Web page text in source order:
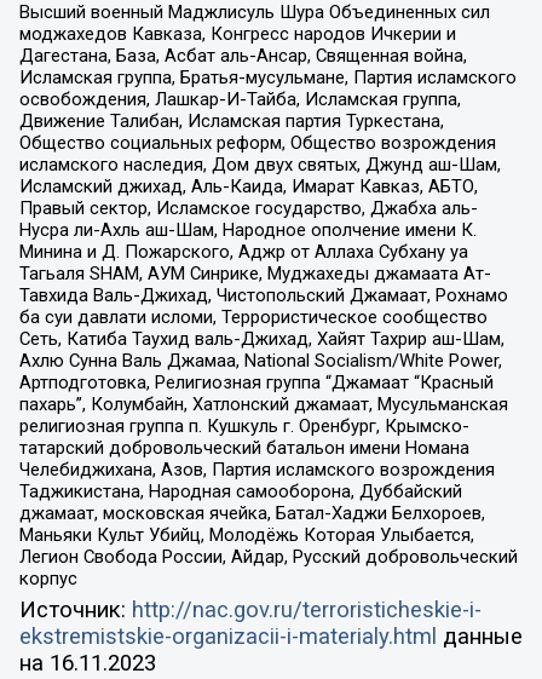
Высший военный Маджлисуль Шура Объединенных сил
моджахедов Кавказа, Конгресс народов Ичкерии и
Дагестана, База, Асбат аль-Ансар, Священная война,
Исламская группа, Братья-мусульмане, Партия исламского
освобождения, Лашкар-И-Тайба, Исламская группа,
Движение Талибан, Исламская партия Туркестана,
Общество социальных реформ, Общество возрождения
исламского наследия, Дом двух святых, Джунд аш-Шам,
Исламский джихад, Аль-Каида, Имарат Кавказ, АБТО,
Правый сектор, Исламское государство, Джабха аль-
Нусра ли-Ахль аш-Шам, Народное ополчение имени К.
Минина и Д. Пожарского, Аджр от Аллаха Субхану уа
Тагьаля SHAM, АУМ Синрике, Муджахеды джамаата Ат-
Тавхида Валь-Джихад, Чистопольский Джамаат, Рохнамо
ба суи давлати исломи, Террористическое сообщество
Сеть, Катиба Таухид валь-Джихад, Хайят Тахрир аш-Шам,
Ахлю Сунна Валь Джамаа, National Socialism/White Power,
Артподготовка, Религиозная группа “Джамаат “Красный
пахарь”, Колумбайн, Хатлонский джамаат, Мусульманская
религиозная группа п. Кушкуль г. Оренбург, Крымско-
татарский добровольческий батальон имени Номана
Челебиджихана, Азов, Партия исламского возрождения
Таджикистана, Народная самооборона, Дуббайский
джамаат, московская ячейка, Батал-Хаджи Белхороев,
Маньяки Культ Убийц, Молодёжь Которая Улыбается,
Легион Свобода России, Айдар, Русский добровольческий
корпус
Источник: http://nac.gov.ru/terroristicheskie-i-
ekstremistskie-organizacii-i-materialy.html данные
на 16.11.2023